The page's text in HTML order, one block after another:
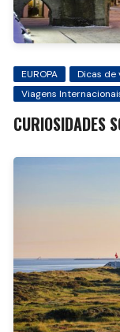
EUROPA Dicas de
Viagens
CURIOSIDADES